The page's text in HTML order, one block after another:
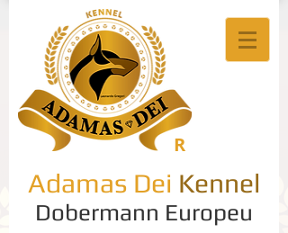
R
Adamas Dei Kennel
Dobermann Europeu